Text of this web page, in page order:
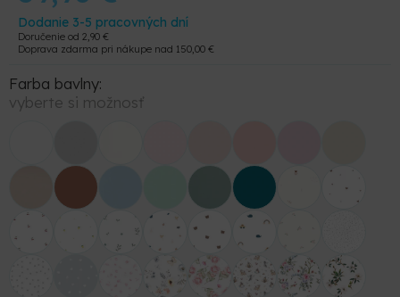
Dodanie 3-5 pracovných dní
Doručenie od 2,90 €
Doprava zdarma pri nákupe nad 150,00 €
Farba bavlny:
vyberte si možnosť